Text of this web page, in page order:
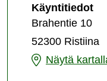
Käyntitiedot
Brahentie 10
52300 Ristiina
Näytä
Ristiinan